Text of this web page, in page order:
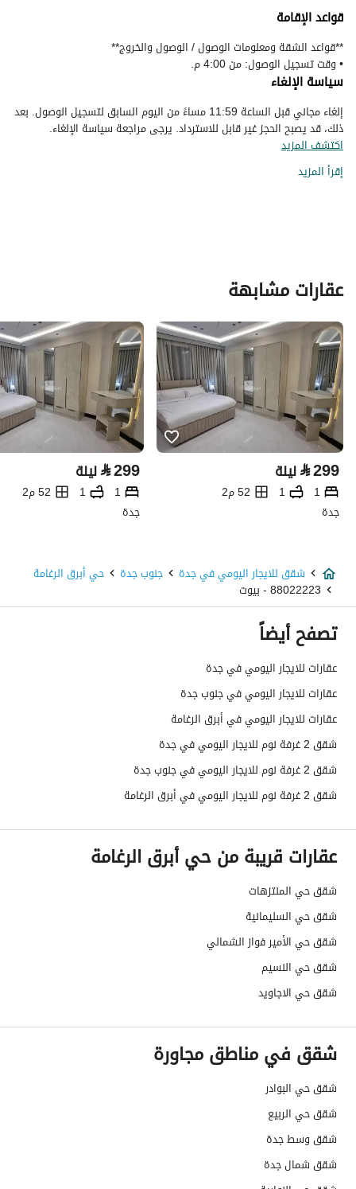
قواعد الإقامة
• وقت تسجيل الوصول: من 4:00 م.
سياسة الإلغاء
إلغاء مجاني قبل الساعة 11:59 مساءً من اليوم السابق لتسجيل الوصول. بعد
ذلك، قد يصبح الحجز غير قابل للاسترداد. يرجى مراجعة سياسة الإلغاء.
اكتشف المزيد
إقرأ المزيد
عقارات مشابهة
⃁299 ليلة
1
1
52 م2
جدة
⃁299 ليلة
1
1
52 م2
جدة
شقق للايجار اليومي في جدة جنوب جدة حي أبرق الرغامة
88022223 - بيوت
تصفح أيضاً
عقارات للايجار اليومي في جدة
عقارات للايجار اليومي في جنوب جدة
عقارات للايجار اليومي في أبرق الرغامة
شقق 2 غرفة نوم للايجار اليومي في جدة
شقق 2 غرفة نوم للايجار اليومي في جنوب جدة
شقق 2 غرفة نوم للايجار اليومي في أبرق الرغامة
عقارات قريبة من حي أبرق الرغامة
شقق حي المنتزهات
شقق حي السليمانية
شقق حي الأمير فواز الشمالي
شقق حي النسيم
شقق حي الاجاويد
شقق في مناطق مجاورة
شقق حي البوادر
شقق حي الربيع
شقق وسط جدة
شقق شمال جدة